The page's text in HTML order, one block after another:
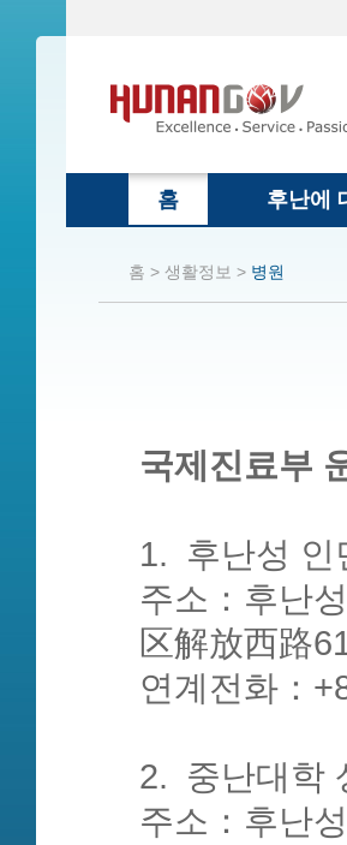
홈 후난에
홈 > 생활정보 > 병원
국제진료부
1. 후난성 인
주소：후난
区解放西路61
연계전화：
2. 중난대학
주소：후난